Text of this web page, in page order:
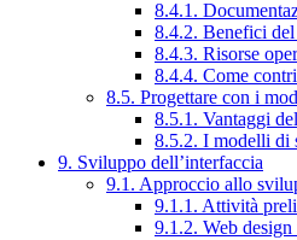
8.4.1.
8.4.2. Benefici del
8.4.3. Risorse
8.4.4. Come
8.5. Progettare con i
8.5.1. Vantaggi
8.5.2. I modelli di
9. Sviluppo dell’interfaccia
9.1. Approccio allo
9.1.1. Attività
9.1.2. Web design